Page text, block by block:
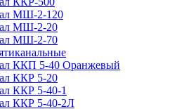
МШ-2-120
МШ-2-20
МШ-2-70
ККП 5-40 Оранжевый
ККР 5-20
ККР 5-40-1
ККР 5-40-2Л